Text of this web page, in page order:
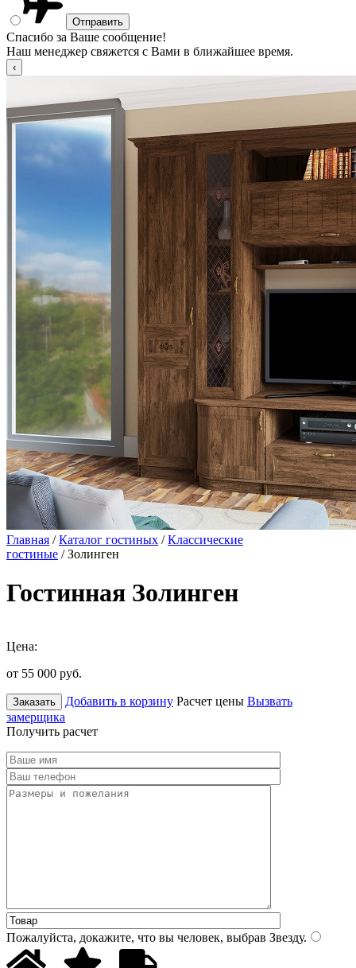
Спасибо за Ваше сообщение!
Наш менеджер свяжется с Вами в ближайшее время.
Главная /Каталог гостиных /Классические
гостиные / Золинген
Гостинная Золинген
Цена:
от 55 000 руб.
Заказать Добавить в корзину Расчет цены Вызвать
замерщика
Получить расчет
Пожалуйста, докажите, что вы человек, выбрав Звезду.